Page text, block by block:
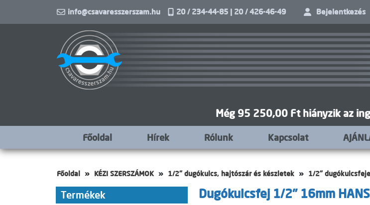
info@csavaresszerszam.hu 20 / 234-44-85 | 20 / 426-46-49 Bejelentkezés
Még 95 250,00 Ft hiányzik az
Főoldal Hírek Rólunk Kapcsolat
Főoldal KÉZI SZERSZÁMOK 1/2" dugókulcs, hajtószár és készletek 1/2"
Termékek Dugókulcsfej 1/2" 16mm HANS